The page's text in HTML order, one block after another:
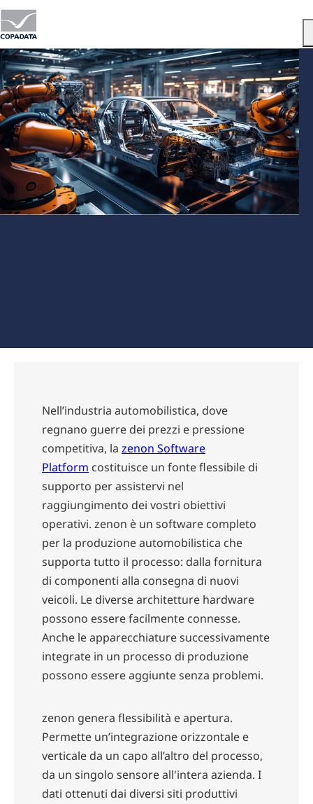
Nell’industria automobilistica, dove
regnano guerre dei prezzi e pressione
competitiva, la zenon Software
Platform costituisce un fonte flessibile di
supporto per assistervi nel
raggiungimento dei vostri obiettivi
operativi. zenon è un software completo
per la produzione automobilistica che
supporta tutto il processo: dalla fornitura
di componenti alla consegna di nuovi
veicoli. Le diverse architetture hardware
possono essere facilmente connesse.
Anche le apparecchiature successivamente
integrate in un processo di produzione
possono essere aggiunte senza problemi.
zenon genera flessibilità e apertura.
Permette un’integrazione orizzontale e
verticale da un capo all’altro del processo,
da un singolo sensore all'intera azienda. I
dati ottenuti dai diversi siti produttivi